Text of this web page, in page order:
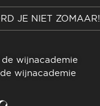
JE NIET ZOMAAR!
wijnacademie
wijnacademie